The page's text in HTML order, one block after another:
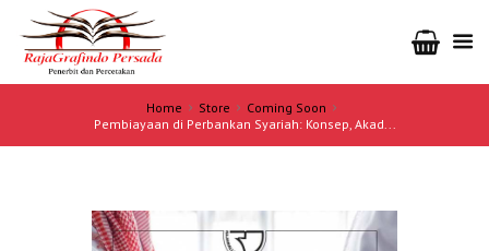
Home Store
Coming Soon
Pembiayaan di Perbankan Syariah: Konsep, Akad...